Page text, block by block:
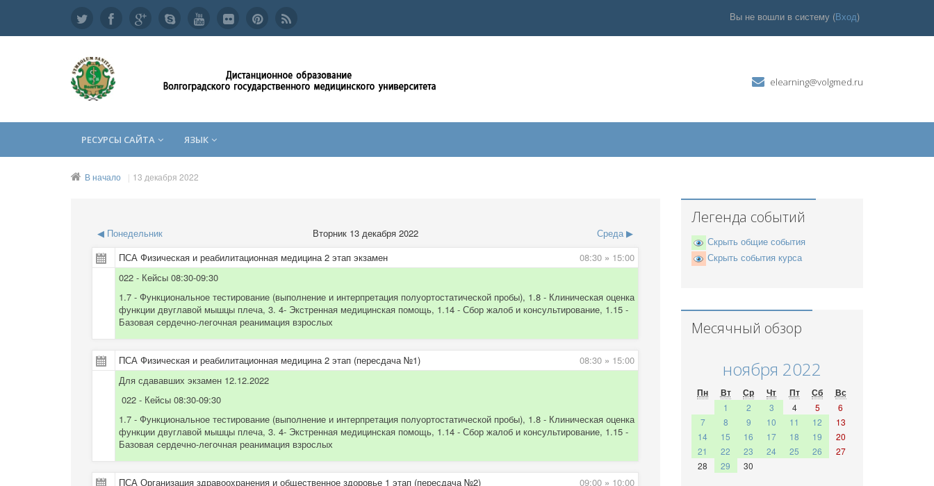
Вы не вошли в систему (Вход)
elearning@volgmed.ru
РЕСУРСЫ САЙТА ЯЗЫК
В начало 13 декабря 2022
◀ Понедельник Вторник 13 декабря 2022 Среда ▶
ПСА Физическая и реабилитационная медицина 2 этап экзамен
08:30 » 15:00
022 - Кейсы 08:30-09:30
1.7 - Функциональное тестирование (выполнение и интерпретация полуортостатической пробы), 1.8 - Клиническая оценка
функции двуглавой мышцы плеча, 3. 4- Экстренная медицинская помощь, 1.14 - Сбор жалоб и консультирование, 1.15 -
Базовая сердечно-легочная реанимация взрослых
ПСА Физическая и реабилитационная медицина 2 этап (пересдача №1) 08:30 » 15:00
Для сдававших экзамен 12.12.2022
022 - Кейсы 08:30-09:30
1.7 - Функциональное тестирование (выполнение и интерпретация полуортостатической пробы), 1.8 - Клиническая оценка
функции двуглавой мышцы плеча, 3. 4- Экстренная медицинская помощь, 1.14 - Сбор жалоб и консультирование, 1.15 -
Базовая сердечно-легочная реанимация взрослых
ПСА Организация здравоохранения и общественное здоровье 1 этап (пересдача №2) 09:00 » 10:00
Легенда событий
Скрыть общие события
Скрыть события курса
Месячный обзор
ноября 2022
Пн Вт Ср Чт Пт Сб Вс
1 2 3 4 5
6
7
8 9 10 11 12
13
14
15 16 17 18 19
20
21
22 23 24 25 26
27
28
29 30